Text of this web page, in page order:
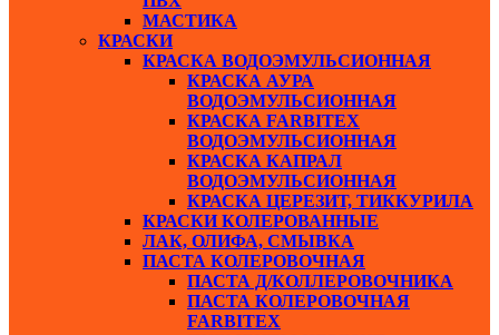
МАСТИКА
КРАСКИ
КРАСКА ВОДОЭМУЛЬСИОННАЯ
КРАСКА АУРА
ВОДОЭМУЛЬСИОННАЯ
КРАСКА FARBITEX
ВОДОЭМУЛЬСИОННАЯ
КРАСКА КАПРАЛ
ВОДОЭМУЛЬСИОННАЯ
КРАСКА ЦЕРЕЗИТ, ТИККУРИЛА
КРАСКИ КОЛЕРОВАННЫЕ
ЛАК, ОЛИФА, СМЫВКА
ПАСТА КОЛЕРОВОЧНАЯ
ПАСТА Д/КОЛЛЕРОВОЧНИКА
ПАСТА КОЛЕРОВОЧНАЯ
FARBITEX